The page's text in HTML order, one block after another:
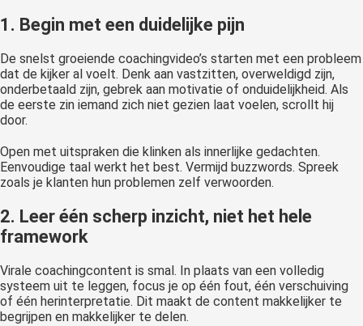
1. Begin met een duidelijke pijn
De snelst groeiende coachingvideo’s starten met een probleem
dat de kijker al voelt. Denk aan vastzitten, overweldigd zijn,
onderbetaald zijn, gebrek aan motivatie of onduidelijkheid. Als
de eerste zin iemand zich niet gezien laat voelen, scrollt hij
door.
Open met uitspraken die klinken als innerlijke gedachten.
Eenvoudige taal werkt het best. Vermijd buzzwords. Spreek
zoals je klanten hun problemen zelf verwoorden.
2. Leer één scherp inzicht, niet het hele
framework
Virale coachingcontent is smal. In plaats van een volledig
systeem uit te leggen, focus je op één fout, één verschuiving
of één herinterpretatie. Dit maakt de content makkelijker te
begrijpen en makkelijker te delen.